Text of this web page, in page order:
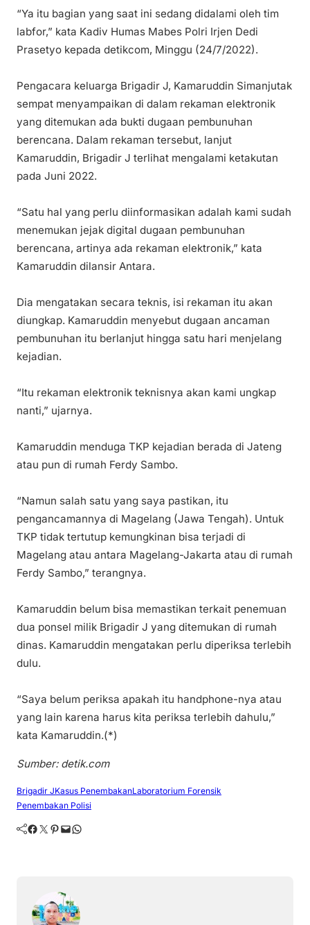
“Ya itu bagian yang saat ini sedang didalami oleh tim
labfor,” kata Kadiv Humas Mabes Polri Irjen Dedi
Prasetyo kepada detikcom, Minggu (24/7/2022).
Pengacara keluarga Brigadir J, Kamaruddin Simanjutak
sempat menyampaikan di dalam rekaman elektronik
yang ditemukan ada bukti dugaan pembunuhan
berencana. Dalam rekaman tersebut, lanjut
Kamaruddin, Brigadir J terlihat mengalami ketakutan
pada Juni 2022.
“Satu hal yang perlu diinformasikan adalah kami sudah
menemukan jejak digital dugaan pembunuhan
berencana, artinya ada rekaman elektronik,” kata
Kamaruddin dilansir Antara.
Dia mengatakan secara teknis, isi rekaman itu akan
diungkap. Kamaruddin menyebut dugaan ancaman
pembunuhan itu berlanjut hingga satu hari menjelang
kejadian.
“Itu rekaman elektronik teknisnya akan kami ungkap
nanti,” ujarnya.
Kamaruddin menduga TKP kejadian berada di Jateng
atau pun di rumah Ferdy Sambo.
“Namun salah satu yang saya pastikan, itu
pengancamannya di Magelang (Jawa Tengah). Untuk
TKP tidak tertutup kemungkinan bisa terjadi di
Magelang atau antara Magelang-Jakarta atau di rumah
Ferdy Sambo,” terangnya.
Kamaruddin belum bisa memastikan terkait penemuan
dua ponsel milik Brigadir J yang ditemukan di rumah
dinas. Kamaruddin mengatakan perlu diperiksa terlebih
dulu.
“Saya belum periksa apakah itu handphone-nya atau
yang lain karena harus kita periksa terlebih dahulu,”
kata Kamaruddin.(*)
Sumber: detik.com
Brigadir JKasus PenembakanLaboratorium Forensik
Penembakan Polisi
Facebook Twitter Pinterest Mail WhatsApp